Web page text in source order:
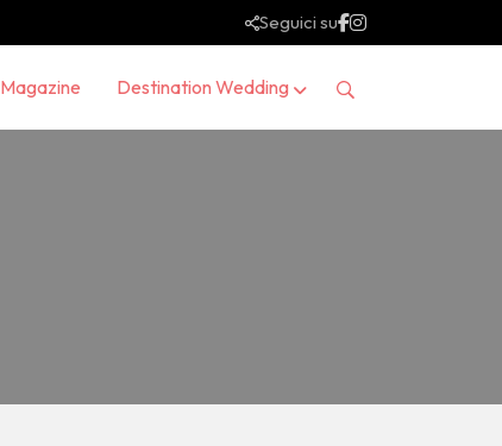
Seguici su
Magazine Destination Wedding